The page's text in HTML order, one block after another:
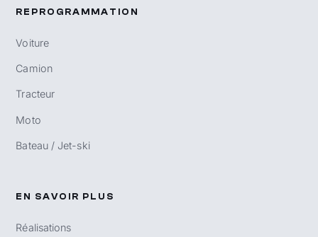
REPROGRAMMATION
Voiture
Camion
Tracteur
Moto
Bateau / Jet-ski
EN SAVOIR PLUS
Réalisations